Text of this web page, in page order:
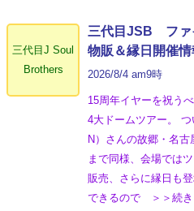
三代目J Soul
Brothers
三代目JSB ファ
物販＆縁日開催情
2026/8/4 am9時
15周年イヤーを祝う
4大ドームツアー。
N）さんの故郷・名
まで同様、会場では
販売、さらに縁日も
できるので ＞＞続き